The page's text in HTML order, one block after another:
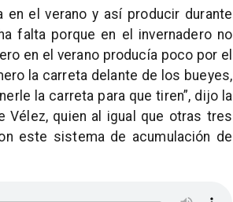
el verano y así producir durante
falta porque en el invernadero no
en el verano producía poco por el
la carreta delante de los bueyes,
la carreta para que tiren”, dijo la
Vélez, quien al igual que otras tres
este sistema de acumulación de